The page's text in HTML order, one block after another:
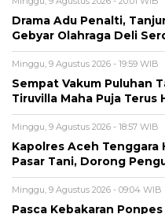
Drama Adu Penalti,
Gebyar Olahraga Deli
Minggu, 9 Agustus 2026 - 19:59 WIB
Sempat Vakum Puluhan
Tiruvilla Maha Puja Terus
Minggu, 9 Agustus 2026 - 18:57 WIB
Kapolres Aceh Tenggara
Pasar Tani, Dorong
Minggu, 9 Agustus 2026 - 09:04 WIB
Pasca Kebakaran